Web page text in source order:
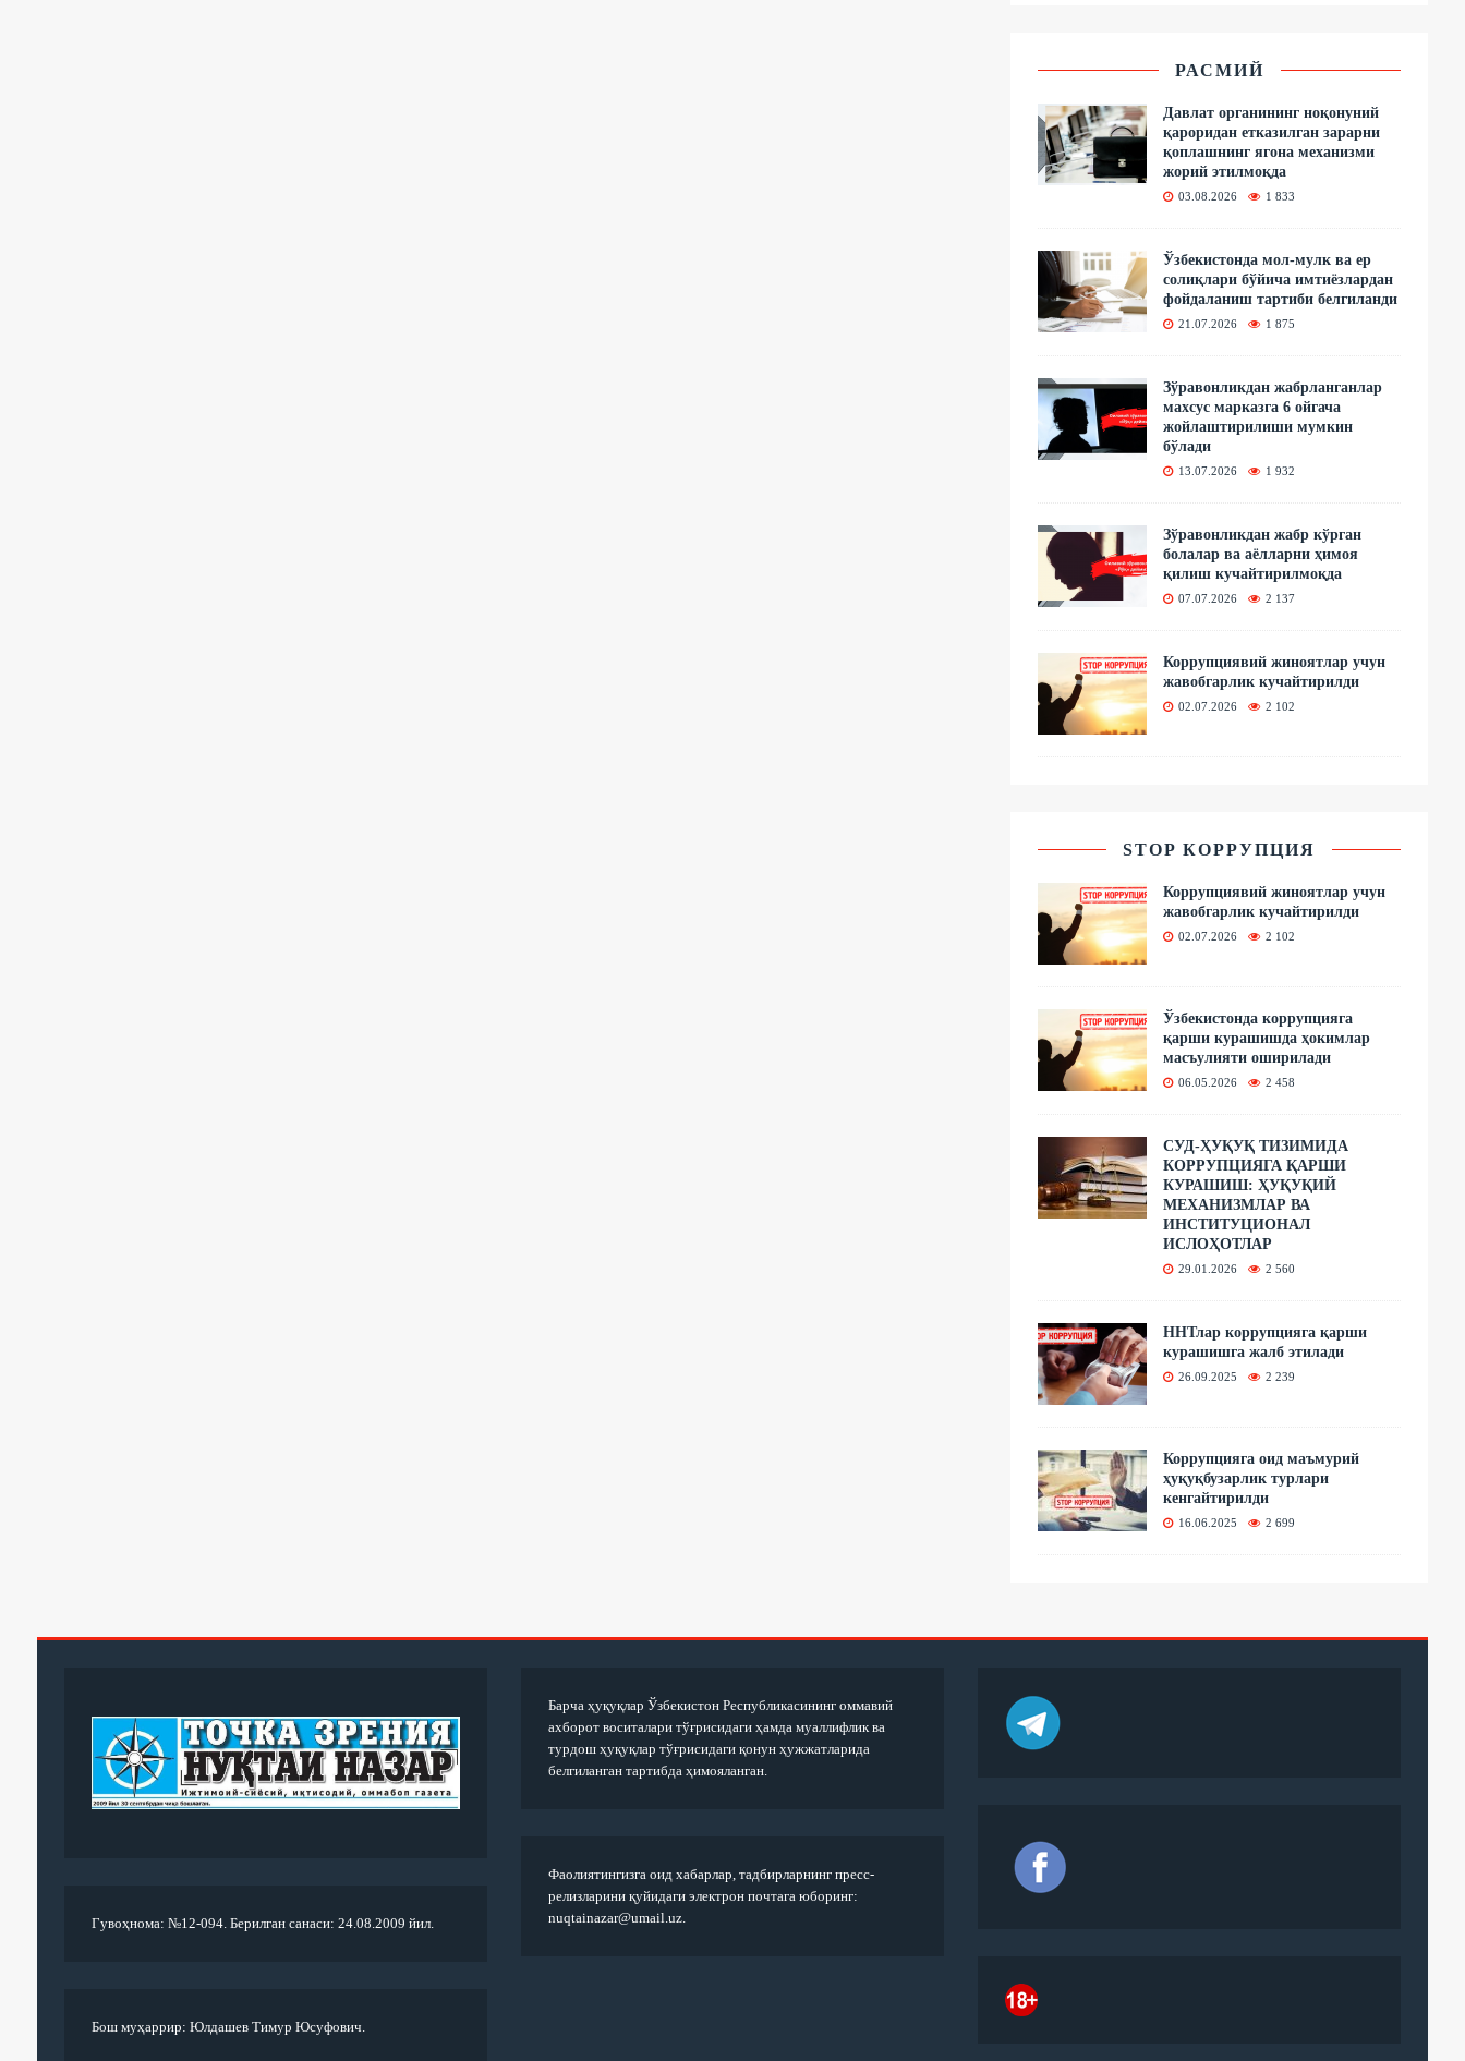
РАСМИЙ
Давлат органининг ноқонуний
қароридан етказилган зарарни
қоплашнинг ягона механизми
жорий этилмоқда
03.08.2026 1 833
Ўзбекистонда мол-мулк ва ер
солиқлари бўйича имтиёзлардан
фойдаланиш тартиби белгиланди
21.07.2026 1 875
Зўравонликдан жабрланганлар
махсус марказга 6 ойгача
жойлаштирилиши мумкин
бўлади
13.07.2026 1 932
Зўравонликдан жабр кўрган
болалар ва аёлларни ҳимоя
қилиш кучайтирилмоқда
07.07.2026 2 137
Коррупциявий жиноятлар учун
жавобгарлик кучайтирилди
02.07.2026 2 102
STOP КОРРУПЦИЯ
Коррупциявий жиноятлар учун
жавобгарлик кучайтирилди
02.07.2026 2 102
Ўзбекистонда коррупцияга
қарши курашишда ҳокимлар
масъулияти оширилади
06.05.2026 2 458
СУД-ҲУҚУҚ ТИЗИМИДА
КОРРУПЦИЯГА ҚАРШИ
КУРАШИШ: ҲУҚУҚИЙ
МЕХАНИЗМЛАР ВА
ИНСТИТУЦИОНАЛ
ИСЛОҲОТЛАР
29.01.2026 2 560
ННТлар коррупцияга қарши
курашишга жалб этилади
26.09.2025 2 239
Коррупцияга оид маъмурий
ҳуқуқбузарлик турлари
кенгайтирилди
16.06.2025 2 699
Гувоҳнома: №12-094. Берилган санаси: 24.08.2009 йил.
Бош муҳаррир: Юлдашев Тимур Юсуфович.
Барча ҳуқуқлар Ўзбекистон Республикасининг оммавий
ахборот воситалари тўғрисидаги ҳамда муаллифлик ва
турдош ҳуқуқлар тўғрисидаги қонун ҳужжатларида
белгиланган тартибда ҳимояланган.
Фаолиятингизга оид хабарлар, тадбирларнинг пресс-
релизларини қуйидаги электрон почтага юборинг:
nuqtainazar@umail.uz.